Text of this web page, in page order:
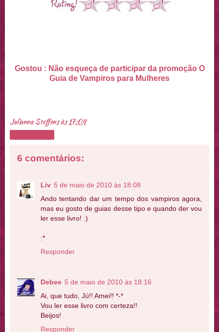
Gostou : Não esqueça de participar da promoção O
Guia de Vampiros para Mulheres
Julianna Steffensàs17:04
6 comentários:
Liv 5 de maio de 2010 às 18:08
Ando tentando dar um tempo dos vampiros agora,
mas eu gosto de guias desse tipo e quando der vou
ler esse livro! :)
:*
Responder
Debee 5 de maio de 2010 às 18:16
Ai, que tudo, Jú!! Amei!! *-*
Vou ler esse livro com certeza!!
Beijos!
Responder